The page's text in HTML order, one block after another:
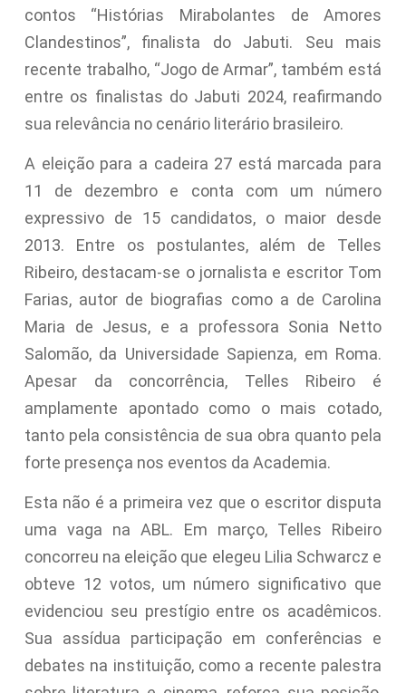
contos “Histórias Mirabolantes de Amores
Clandestinos”, finalista do Jabuti. Seu mais
recente trabalho, “Jogo de Armar”, também está
entre os finalistas do Jabuti 2024, reafirmando
sua relevância no cenário literário brasileiro.
A eleição para a cadeira 27 está marcada para
11 de dezembro e conta com um número
expressivo de 15 candidatos, o maior desde
2013. Entre os postulantes, além de Telles
Ribeiro, destacam-se o jornalista e escritor Tom
Farias, autor de biografias como a de Carolina
Maria de Jesus, e a professora Sonia Netto
Salomão, da Universidade Sapienza, em Roma.
Apesar da concorrência, Telles Ribeiro é
amplamente apontado como o mais cotado,
tanto pela consistência de sua obra quanto pela
forte presença nos eventos da Academia.
Esta não é a primeira vez que o escritor disputa
uma vaga na ABL. Em março, Telles Ribeiro
concorreu na eleição que elegeu Lilia Schwarcz e
obteve 12 votos, um número significativo que
evidenciou seu prestígio entre os acadêmicos.
Sua assídua participação em conferências e
debates na instituição, como a recente palestra